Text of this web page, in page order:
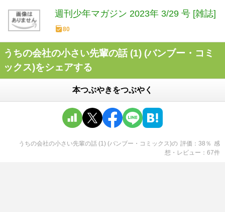
週刊少年マガジン 2023年 3/29 号 [雑誌]
80
うちの会社の小さい先輩の話 (1) (バンブー・コミ
ックス)をシェアする
本つぶやきをつぶやく
うちの会社の小さい先輩の話 (1) (バンブー・コミックス)の 評価 38 ％ 感
想・レビュー
67件